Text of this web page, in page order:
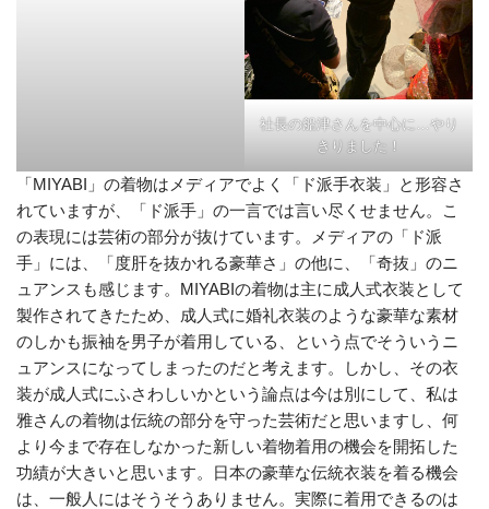
社長の船津さんを中心に…やり
きりました！
「MIYABI」の着物はメディアでよく「ド派手衣装」と形容さ
れていますが、「ド派手」の一言では言い尽くせません。こ
の表現には芸術の部分が抜けています。メディアの「ド派
手」には、「度肝を抜かれる豪華さ」の他に、「奇抜」のニ
ュアンスも感じます。MIYABIの着物は主に成人式衣装として
製作されてきたため、成人式に婚礼衣装のような豪華な素材
のしかも振袖を男子が着用している、という点でそういうニ
ュアンスになってしまったのだと考えます。しかし、その衣
装が成人式にふさわしいかという論点は今は別にして、私は
雅さんの着物は伝統の部分を守った芸術だと思いますし、何
より今まで存在しなかった新しい着物着用の機会を開拓した
功績が大きいと思います。日本の豪華な伝統衣装を着る機会
は、一般人にはそうそうありません。実際に着用できるのは